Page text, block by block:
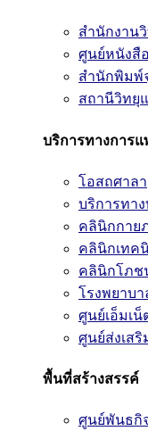
สำนักงาน
ศูนย์หนังสื
สำนักพิมพ์
สถานีวิทยุ
บริการทางการ
โอสถศาลา
บริการทา
คลินิกกาย
คลินิกเทค
คลินิกโภช
โรงพยาบา
ศูนย์เอ็มเน็
ศูนย์ส่งเส
พื้นที่สร้างสรรค์
ศูนย์พันธกิ